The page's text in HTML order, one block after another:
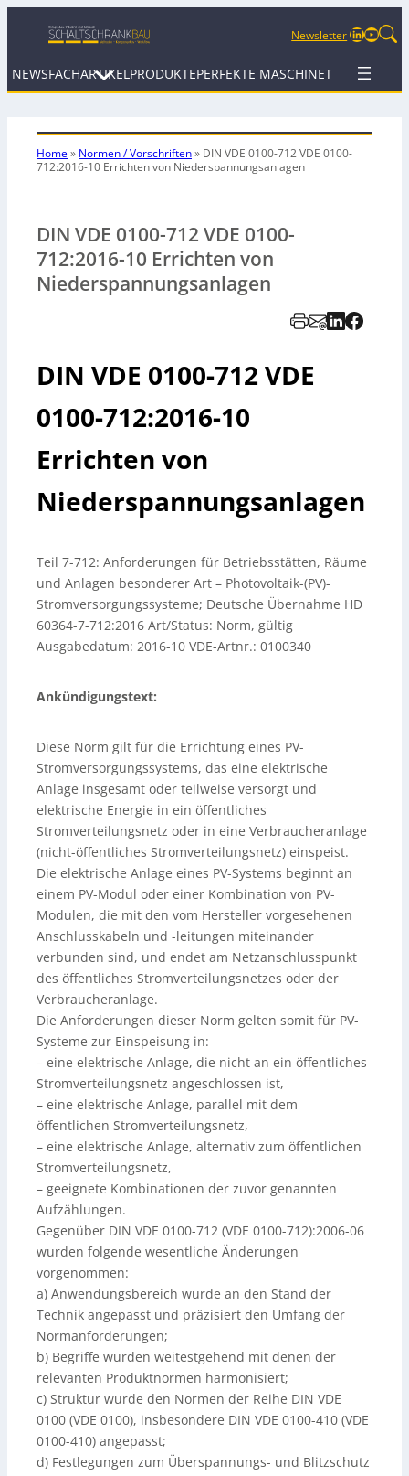
NewsletterLinkedIn
NEWSFACHARTIKEL PRODUKTEPERFEKTE MASCHINETERMINE
Home» Normen / Vorschriften» DIN VDE 0100-712 VDE 0100-
712:2016-10 Errichten von Niederspannungsanlagen
DIN VDE 0100-712 VDE 0100-
712:2016-10 Errichten von
Niederspannungsanlagen
DIN VDE 0100-712 VDE
0100-712:2016-10
Errichten von
Niederspannungsanlagen
Teil 7-712: Anforderungen für Betriebsstätten, Räume
und Anlagen besonderer Art – Photovoltaik-(PV)-
Stromversorgungssysteme; Deutsche Übernahme HD
60364-7-712:2016 Art/Status: Norm, gültig
Ausgabedatum: 2016-10 VDE-Artnr.: 0100340
Ankündigungstext:
Diese Norm gilt für die Errichtung eines PV-
Stromversorgungssystems, das eine elektrische
Anlage insgesamt oder teilweise versorgt und
elektrische Energie in ein öffentliches
Stromverteilungsnetz oder in eine Verbraucheranlage
(nicht-öffentliches Stromverteilungsnetz) einspeist.
Die elektrische Anlage eines PV-Systems beginnt an
einem PV-Modul oder einer Kombination von PV-
Modulen, die mit den vom Hersteller vorgesehenen
Anschlusskabeln und -leitungen miteinander
verbunden sind, und endet am Netzanschlusspunkt
des öffentliches Stromverteilungsnetzes oder der
Verbraucheranlage.
Die Anforderungen dieser Norm gelten somit für PV-
Systeme zur Einspeisung in:
– eine elektrische Anlage, die nicht an ein öffentliches
Stromverteilungsnetz angeschlossen ist,
– eine elektrische Anlage, parallel mit dem
öffentlichen Stromverteilungsnetz,
– eine elektrische Anlage, alternativ zum öffentlichen
Stromverteilungsnetz,
– geeignete Kombinationen der zuvor genannten
Aufzählungen.
Gegenüber DIN VDE 0100-712 (VDE 0100-712):2006-06
wurden folgende wesentliche Änderungen
vorgenommen:
a) Anwendungsbereich wurde an den Stand der
Technik angepasst und präzisiert den Umfang der
Normanforderungen;
b) Begriffe wurden weitestgehend mit denen der
relevanten Produktnormen harmonisiert;
c) Struktur wurde den Normen der Reihe DIN VDE
0100 (VDE 0100), insbesondere DIN VDE 0100-410 (VDE
0100-410) angepasst;
d) Festlegungen zum Überspannungs- und Blitzschutz